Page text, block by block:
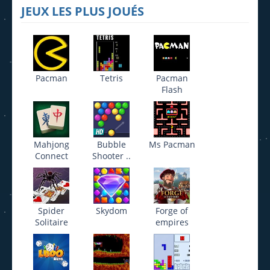
JEUX LES PLUS JOUÉS
Pacman Tetris
Pacman
Flash
Mahjong
Connect
Bubble
Shooter ..
Ms Pacman
Spider
Solitaire
Skydom
Forge of
empires